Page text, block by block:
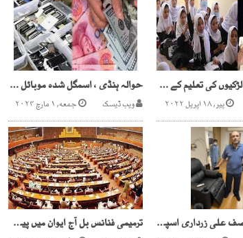
افغان طالبان لڑکیوں کی تعلیم کے معاملے پردودھڑوں میں تقسیم
پیر, ۱۸ اپریل ۲۰۲۲
حوالہ ہنڈی ، اسمگل شدہ موبائل کا نیٹ ورک پکڑا گیا
ویب ڈیسک جمعه, ۱ مارچ ۲۰۲۴
سابق صدر آصف علی زرداری اسپتال سے بلاول ہاؤس منتقل ترمیمی فنانس بل آج ایوان میں پیش کیے جانے کاامکان